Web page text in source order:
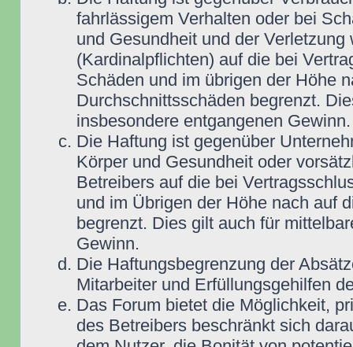
fahrlässigem Verhalten oder bei
und Gesundheit und der
(Kardinalpflichten) auf die bei
Schäden und im übrigen der Höhe
Durchschnittsschäden begrenzt.
insbesondere entgangenen Gewinn.
Die Haftung ist gegenüber
Körper und Gesundheit oder
Betreibers auf die bei
und im Übrigen der Höhe nach auf
begrenzt. Dies gilt auch für
Gewinn.
Die Haftungsbegrenzung der
Mitarbeiter und Erfüllungsgehilfen
Das Forum bietet die Möglichkeit,
des Betreibers beschränkt sich